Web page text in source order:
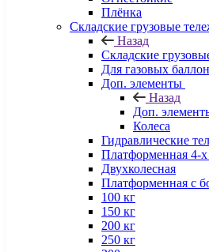
Плёнка
Складские грузовые
Назад
Складские
Для газовых
Доп. элементы
Назад
Доп.
Колеса
Гидравлические
Платформенная 4-х
Двухколесная
Платформенная с
100 кг
150 кг
200 кг
250 кг